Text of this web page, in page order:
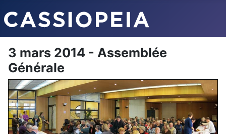
3 mars 2014 - Assemblée
Générale